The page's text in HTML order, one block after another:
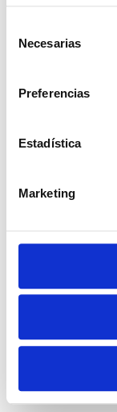
Necesarias
Preferencias
Estadística
Marketing